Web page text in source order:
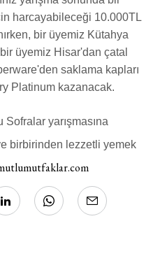
oluyor? Yeni
en
güzelllik
partilerden
haftalık e-
harcayabileceği 10.000TL
bir üyemiz Kütahya
üyemiz Hisar'dan çatal
saklama kapları
Platinum kazanacak.
yarışmasına
birbirinden lezzetli yemek